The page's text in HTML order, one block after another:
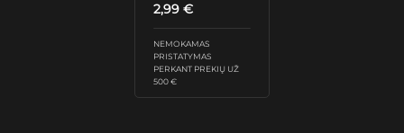
2,99€
NEMOKAMAS
PRISTATYMAS
PERKANT PREKIŲ UŽ
500 €